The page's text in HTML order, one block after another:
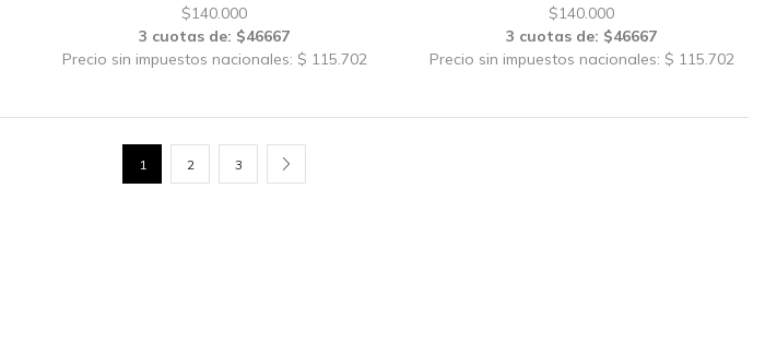
$140.000
3 cuotas de: $46667
Precio sin impuestos nacionales: $ 115.702
$140.000
3 cuotas de: $46667
Precio sin impuestos nacionales: $ 115.702
1 2 3